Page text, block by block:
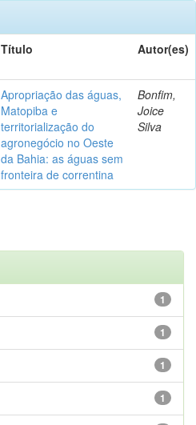
Título Autor(es)
Apropriação das águas,
Matopiba e
territorialização do
agronegócio no Oeste
da Bahia: as águas sem
fronteira de correntina
Bonfim,
Joice
Silva
1
1
1
1